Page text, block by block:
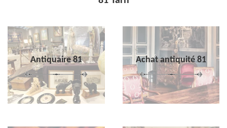
Antiquaire 81 Achat antiquité 81